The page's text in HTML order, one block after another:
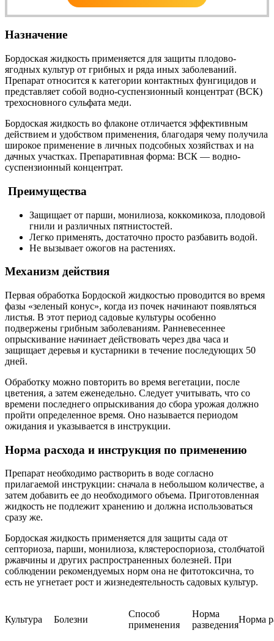
Назначение
Бордоская жидкость применяется для защиты плодово-
ягодных культур от грибных и ряда иных заболеваний.
Препарат относится к категории контактных фунгицидов и
представляет собой водно-суспензионный концентрат (ВСК)
трехосновного сульфата меди.
Бордоская жидкость во флаконе отличается эффективным
действием и удобством применения, благодаря чему получила
широкое применение в личных подсобных хозяйствах и на
дачных участках. Препаративная форма: ВСК — водно-
суспензионный концентрат.
Преимущества
Защищает от парши, монилиоза, коккомикоза, плодовой
гнили и различных пятнистостей.
Легко применять, достаточно просто разбавить водой.
Не вызывает ожогов на растениях.
Механизм действия
Первая обработка Бордоской жидкостью проводится во время
фазы «зеленый конус», когда из почек начинают появляться
листья. В этот период садовые культуры особенно
подвержены грибным заболеваниям. Ранневесеннее
опрыскивание начинает действовать через два часа и
защищает деревья и кустарники в течение последующих 50
дней.
Обработку можно повторить во время вегетации, после
цветения, а затем еженедельно. Следует учитывать, что со
времени последнего опрыскивания до сбора урожая должно
пройти определенное время. Оно называется периодом
ожидания и указывается в инструкции.
Норма расхода и инструкция по применению
Препарат необходимо растворить в воде согласно
прилагаемой инструкции: сначала в небольшом количестве, а
затем добавить ее до необходимого объема. Приготовленная
жидкость не подлежит хранению и должна использоваться
сразу же.
Бордоская жидкость применяется для защиты сада от
септориоза, парши, монилиоза, клястероспориоза, столбчатой
ржавчины и других распространенных болезней. При
соблюдении рекомендуемых норм она не фитотоксична, то
есть не угнетает рост и жизнедеятельность садовых культур.
Культура Болезни
Способ
применения
Норма
разведения
Норма